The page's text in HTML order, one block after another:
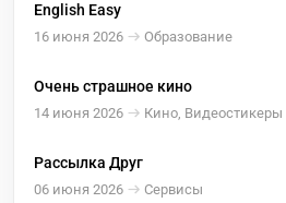
English Easy
16 июня 2026 Образование
Очень страшное кино
14 июня 2026 Кино, Видеостикеры
Рассылка Друг
06 июня 2026 Сервисы